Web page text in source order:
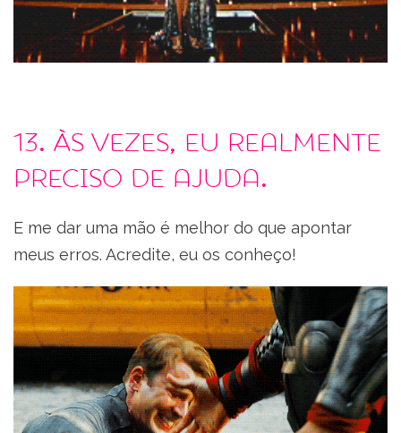
13. Às vezes, eu realmente
preciso de ajuda.
E me dar uma mão é melhor do que apontar
meus erros. Acredite, eu os conheço!